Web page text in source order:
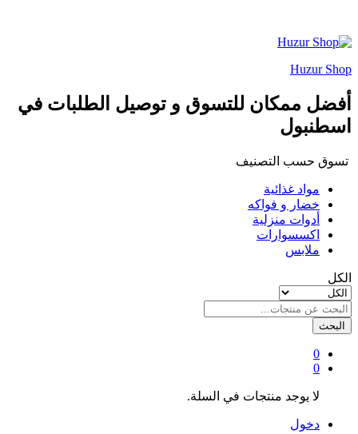
Huzur Shop
أفضل ممكان للتسوق و توصيل الطلبات في
اسطنبول
تسوق حسب التصنيف
مواد غذائية
خضار و فواكه
أدوات منزلية
اكسسوارات
ملابس
الكل
البحث
0
0
لا يوجد منتجات في السلة.
دخول